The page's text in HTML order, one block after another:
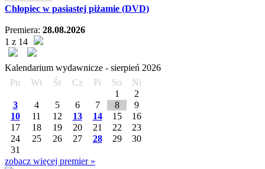
Chłopiec w pasiastej piżamie (DVD)
Premiera: 28.08.2026
1 z 14
Kalendarium wydawnicze - sierpień 2026
Pn
Wt Śr Cz Pi So
Ni
1
2
3
4 5 6 7 8
9
10
11 12 13 14 15
16
17
18 19 20 21 22
23
24
25 26 27 28 29
30
31
zobacz więcej premier »